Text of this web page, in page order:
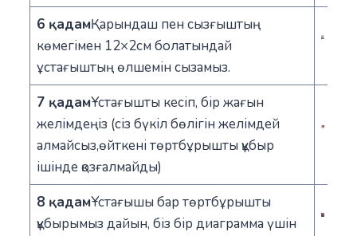
6 қадамҚарындаш пен сызғыштың
көмегімен 12×2см болатындай
ұстағыштың өлшемін сызамыз.
7 қадамҰстағышты кесіп, бір жағын
желімдеңіз (сіз бүкіл бөлігін желімдей
алмайсыз,өйткені төртбұрышты құбыр
ішінде қозғалмайды)
8 қадамҰстағышы бар төртбұрышты
құбырымыз дайын, біз бір диаграмма үшін